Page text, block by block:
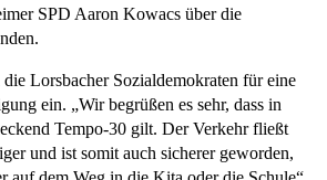
SPD Aaron Kowacs über die
Lorsbacher Sozialdemokraten für eine
ein. „Wir begrüßen es sehr, dass in
Tempo-30 gilt. Der Verkehr fließt
und ist somit auch sicherer geworden,